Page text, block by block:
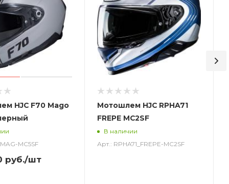
HJC F70 Mago
MC5SF
руб./шт
Мотошлем HJC RPHA71
FREPE MC2SF
В наличии
Арт.: RPHA71_FREPE-MC2SF